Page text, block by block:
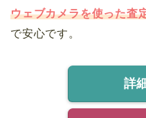
ウェブカメラを使った査
で安心です。
詳